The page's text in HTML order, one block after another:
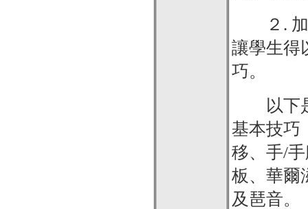
２. 加
讓學生得
巧。
以下是
基本技巧
移、手/
板、華爾
及琶音。